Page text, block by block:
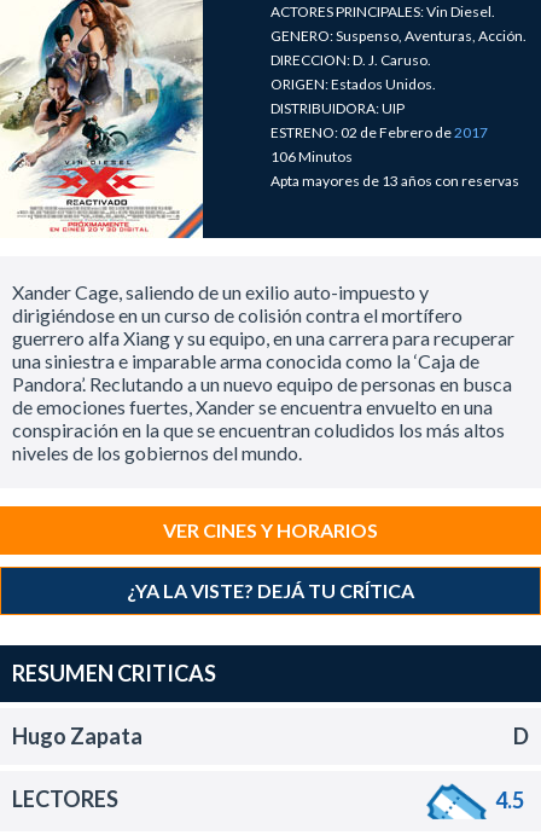
ACTORES PRINCIPALES: Vin Diesel.
GENERO: Suspenso, Aventuras, Acción.
DIRECCION: D. J. Caruso.
ORIGEN: Estados Unidos.
DISTRIBUIDORA: UIP
ESTRENO: 02 de Febrero de2017
106 Minutos
Apta mayores de 13 años con reservas
Xander Cage, saliendo de un exilio auto-impuesto y
dirigiéndose en un curso de colisión contra el mortífero
guerrero alfa Xiang y su equipo, en una carrera para recuperar
una siniestra e imparable arma conocida como la ‘Caja de
Pandora’. Reclutando a un nuevo equipo de personas en busca
de emociones fuertes, Xander se encuentra envuelto en una
conspiración en la que se encuentran coludidos los más altos
niveles de los gobiernos del mundo.
VER CINES Y HORARIOS
¿YA LA VISTE? DEJÁ TU CRÍTICA
RESUMEN CRITICAS
Hugo Zapata D
LECTORES 4.5